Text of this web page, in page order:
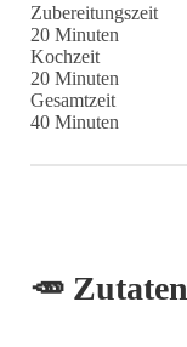
Zubereitungszeit
20Minuten
Minuten
Kochzeit
20Minuten
Minuten
Gesamtzeit
40Minuten
Minuten
🥕